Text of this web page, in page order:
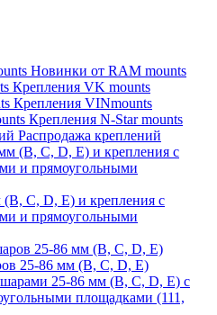
Новинки от RAM mounts
Крепления VK mounts
Крепления VINmounts
Крепления N-Star mounts
Распродажа креплений
C, D, E) и крепления с
и прямоугольными
25-86 мм (B, C, D, E)